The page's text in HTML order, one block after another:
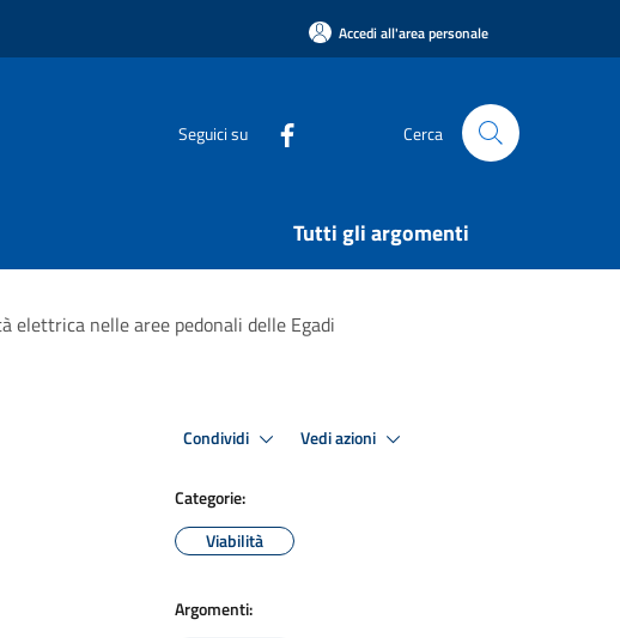
Accedi all'area personale
Seguici su Cerca
Tutti gli argomenti
nelle aree pedonali delle Egadi
Condividi Vedi azioni
Categorie:
Viabilità
Argomenti: